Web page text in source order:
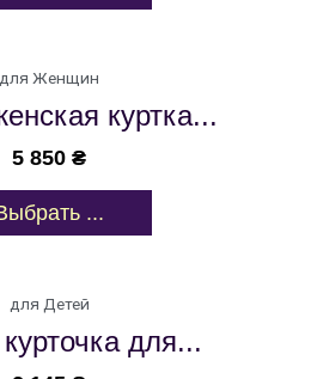
для Женщин
куртка...
5 850 ₴
...
для Детей
для...